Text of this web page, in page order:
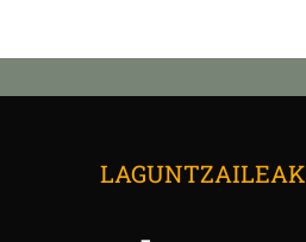
LAGUNTZAILEAK